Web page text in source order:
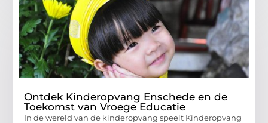
Ontdek Kinderopvang Enschede en de
Toekomst van Vroege Educatie
In de wereld van de kinderopvang speelt Kinderopvang